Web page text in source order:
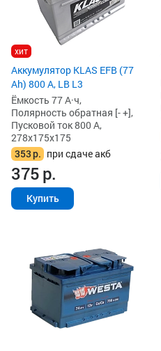
хит
Аккумулятор KLAS EFB (77
Ah) 800 А, LB L3
Ёмкость 77 А·ч,
Полярность обратная [- +],
Пусковой ток 800 А,
278x175x175
353р. при сдаче акб
375р.
Купить